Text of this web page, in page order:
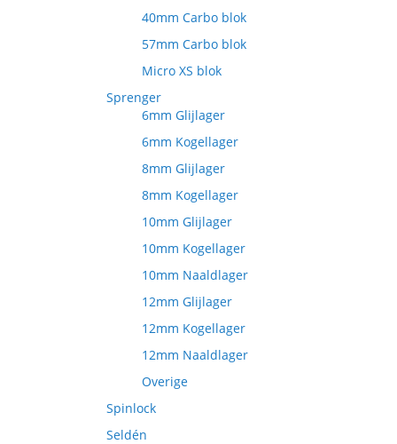
40mm Carbo blok
57mm Carbo blok
Micro XS blok
Sprenger
6mm Glijlager
6mm Kogellager
8mm Glijlager
8mm Kogellager
10mm Glijlager
10mm Kogellager
10mm Naaldlager
12mm Glijlager
12mm Kogellager
12mm Naaldlager
Overige
Spinlock
Seldén